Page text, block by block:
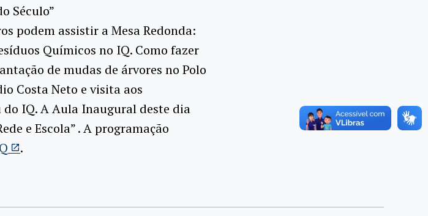
Século”
podem assistir a Mesa Redonda:
Químicos no IQ. Como fazer
de mudas de árvores no Polo
Costa Neto e visita aos
IQ. A Aula Inaugural deste dia
e Escola” . A programação
.